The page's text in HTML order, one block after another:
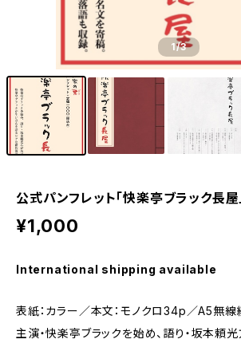
1/3
公式パンフレット「快楽亭ブラック長屋
¥1,000
International shipping available
表紙：カラー／本文：モノクロ34p／A5無線
主演・快楽亭ブラックを始め、語り・坂本頼